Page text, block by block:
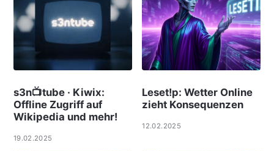
s3n📺tube · Kiwix:
Offline Zugriff auf
Wikipedia und mehr!
19.02.2025
Leset!p: Wetter Online
zieht Konsequenzen
12.02.2025